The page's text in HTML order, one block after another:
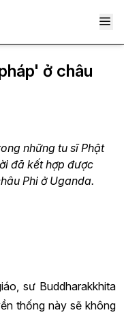
ở châu
những tu sĩ Phật
đã kết hợp được
Phi ở Uganda.
sư Buddharakkhita
thống này sẽ không